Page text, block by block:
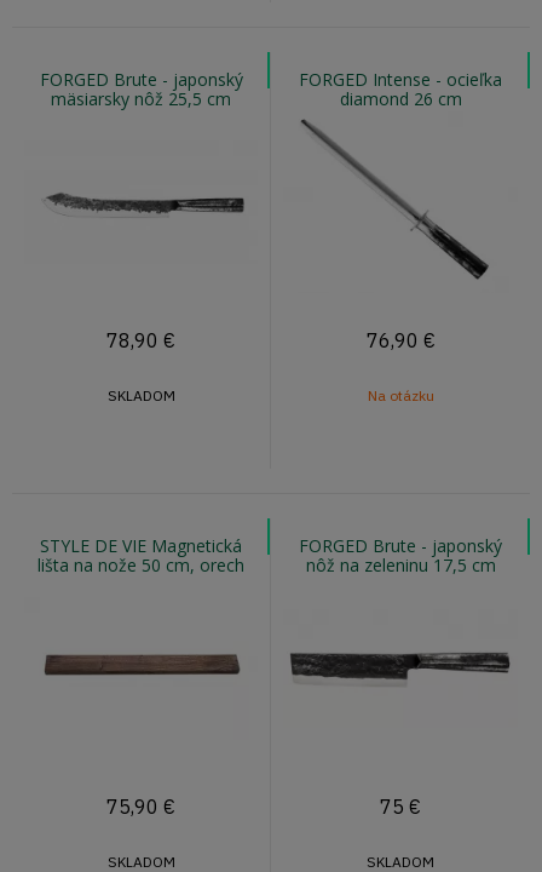
FORGED Brute - japonský
mäsiarsky nôž 25,5 cm
78,90 €
SKLADOM
FORGED Intense - ocieľka
diamond 26 cm
76,90 €
Na otázku
STYLE DE VIE Magnetická
lišta na nože 50 cm, orech
75,90 €
SKLADOM
FORGED Brute - japonský
nôž na zeleninu 17,5 cm
75 €
SKLADOM